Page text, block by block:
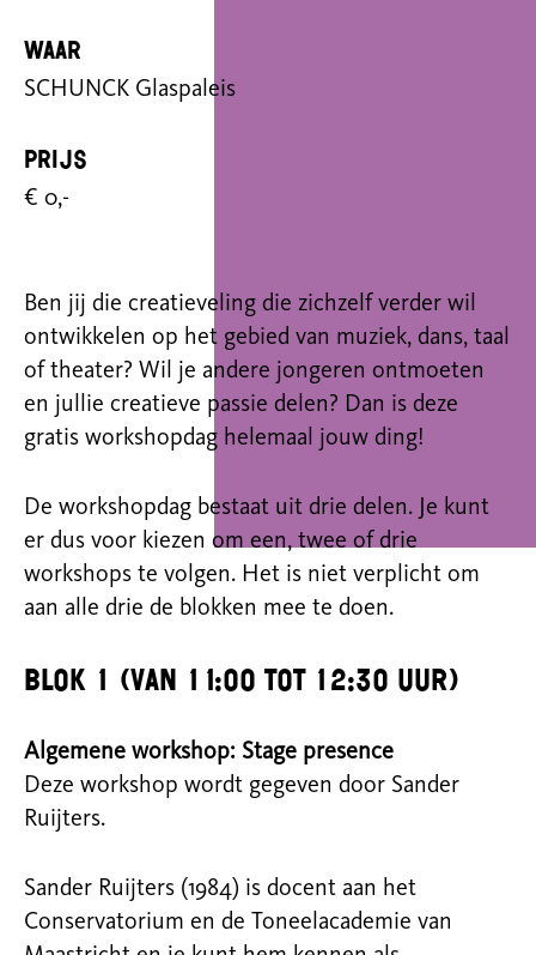
Waar
SCHUNCK Glaspaleis
Prijs
€ 0,-
Ben jij die creatieveling die zichzelf verder wil
ontwikkelen op het gebied van muziek, dans, taal
of theater? Wil je andere jongeren ontmoeten
en jullie creatieve passie delen? Dan is deze
gratis workshopdag helemaal jouw ding!
De workshopdag bestaat uit drie delen. Je kunt
er dus voor kiezen om een, twee of drie
workshops te volgen. Het is niet verplicht om
aan alle drie de blokken mee te doen.
Blok 1 (van 11:00 tot 12:30 uur)
Algemene workshop: Stage presence
Deze workshop wordt gegeven door Sander
Ruijters.
Sander Ruijters (1984) is docent aan het
Conservatorium en de Toneelacademie van